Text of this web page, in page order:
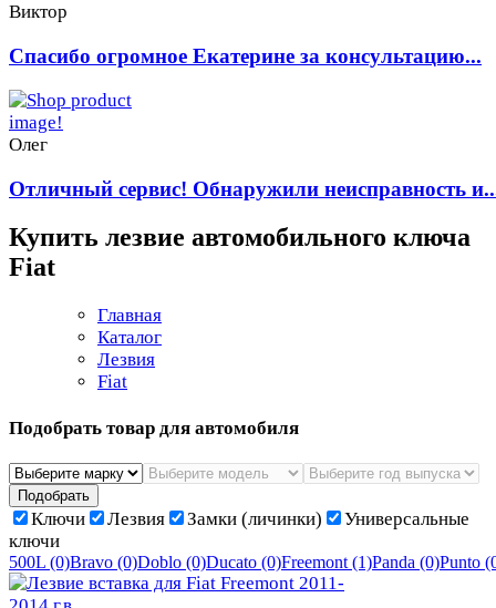
Виктор
Спасибо огромное Екатерине за консультацию...
Олег
Отличный сервис! Обнаружили неисправность
Купить лезвие автомобильного ключа
Fiat
Главная
Каталог
Лезвия
Fiat
Подобрать товар для автомобиля
Подобрать
Ключи Лезвия Замки (личинки)
Универсальные
ключи
500L (0)Bravo (0)Doblo (0)Ducato (0)Freemont (1)Panda (0)Punto